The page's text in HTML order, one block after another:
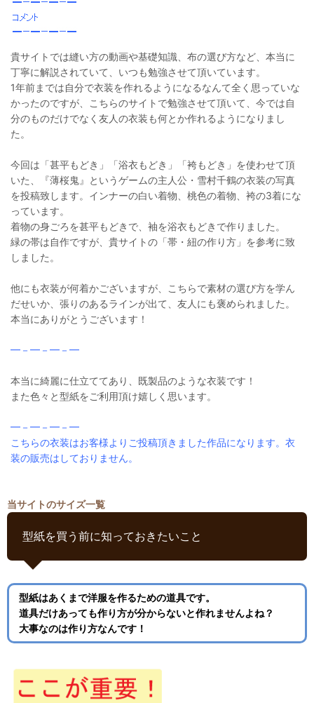
貴サイトでは縫い方の動画や基礎知識、布の選び方など、本当に
丁寧に解説されていて、いつも勉強させて頂いています。
1年前までは自分で衣装を作れるようになるなんて全く思っていな
かったのですが、こちらのサイトで勉強させて頂いて、今では自
分のものだけでなく友人の衣装も何とか作れるようになりまし
た。
今回は「甚平もどき」「浴衣もどき」「袴もどき」を使わせて頂
いた、『薄桜鬼』というゲームの主人公・雪村千鶴の衣装の写真
を投稿致します。インナーの白い着物、桃色の着物、袴の3着にな
っています。
着物の身ごろを甚平もどきで、袖を浴衣もどきで作りました。
緑の帯は自作ですが、貴サイトの「帯・紐の作り方」を参考に致
しました。
他にも衣装が何着かございますが、こちらで素材の選び方を学ん
だせいか、張りのあるラインが出て、友人にも褒められました。
本当にありがとうございます！
━－━－━－━
本当に綺麗に仕立ててあり、既製品のような衣装です！
また色々と型紙をご利用頂け嬉しく思います。
━－━－━－━
こちらの衣装はお客様よりご投稿頂きました作品になります。衣
装の販売はしておりません。
当サイトのサイズ一覧
型紙を買う前に知っておきたいこと
型紙はあくまで洋服を作るための道具です。
道具だけあっても作り方が分からないと作れませんよね？
大事なのは作り方なんです！